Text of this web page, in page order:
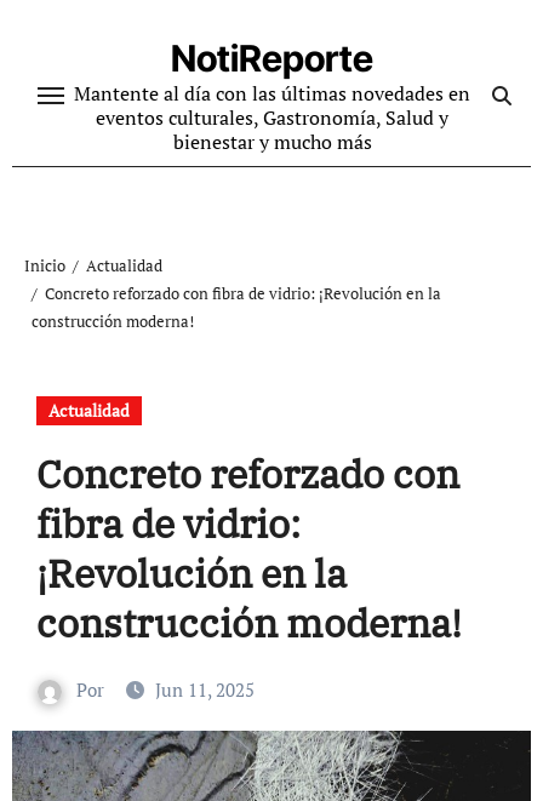
contenido
NotiReporte
Mantente al día con las últimas novedades en
eventos culturales, Gastronomía, Salud y
bienestar y mucho más
Inicio
Actualidad
Concreto reforzado con fibra de vidrio: ¡Revolución en la
construcción moderna!
Actualidad
Concreto reforzado con
fibra de vidrio:
¡Revolución en la
construcción moderna!
Por Jun 11, 2025